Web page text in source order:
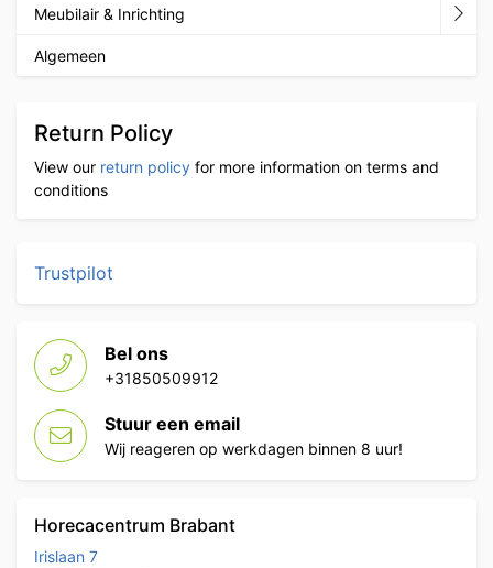
Meubilair & Inrichting
Algemeen
Return Policy
View our return policy for more information on terms and
conditions
Trustpilot
Bel ons
+31850509912
Stuur een email
Wij reageren op werkdagen binnen 8 uur!
Horecacentrum Brabant
Irislaan 7